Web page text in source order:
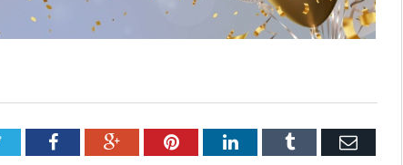
TwitterFacebookGoogle+PinterestLinkedInTumblr Email